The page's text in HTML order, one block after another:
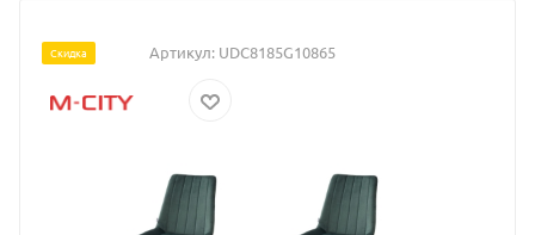
Скидка Артикул: UDC8185G10865